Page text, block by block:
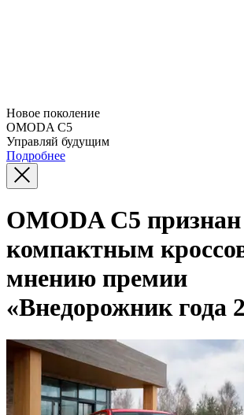
Новое поколение
OMODA C5
Управляй будущим
Подробнее
OMODA C5
компактным
мнению премии
«Внедорожник года